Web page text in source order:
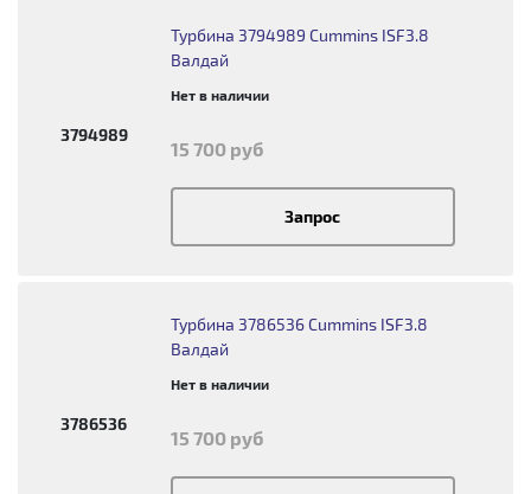
3794989
Турбина 3794989 Cummins ISF3.8
Валдай
Нет в наличии
15 700 руб
Запрос
3786536
Турбина 3786536 Cummins ISF3.8
Валдай
Нет в наличии
15 700 руб